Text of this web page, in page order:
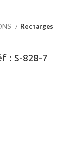
Recharges
: S-828-7